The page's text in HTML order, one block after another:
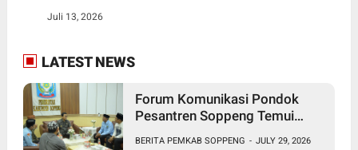
Juli 13, 2026
LATEST NEWS
Forum Komunikasi Pondok
Pesantren Soppeng Temui
BERITA PEMKAB SOPPENG - JULY 29, 2026